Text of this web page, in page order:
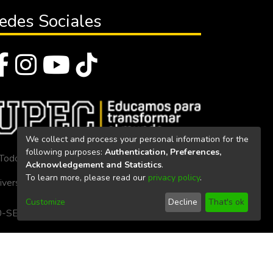
Sociales
los derechos reservados 2023
Politécnica Estatal del Carchi
SE-33-CACES-2020
We collect and process your personal information for the
following purposes: Authentication, Preferences,
Acknowledgement and Statistics.
To learn more, please read our privacy policy.
Customize Decline That's ok